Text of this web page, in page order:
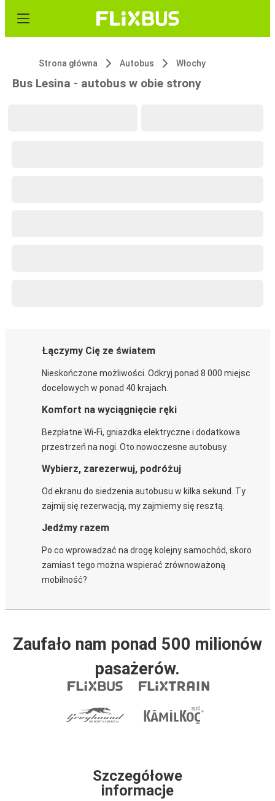
Strona główna Autobus Włochy
Bus Lesina - autobus w obie strony
Łączymy Cię ze światem
Nieskończone możliwości. Odkryj ponad 8 000 miejsc
docelowych w ponad 40 krajach.
Komfort na wyciągnięcie ręki
Bezpłatne Wi-Fi, gniazdka elektryczne i dodatkowa
przestrzeń na nogi. Oto nowoczesne autobusy.
Wybierz, zarezerwuj, podróżuj
Od ekranu do siedzenia autobusu w kilka sekund. Ty
zajmij się rezerwacją, my zajmiemy się resztą.
Jedźmy razem
Po co wprowadzać na drogę kolejny samochód, skoro
zamiast tego można wspierać zrównoważoną
mobilność?
Zaufało nam ponad 500 milionów
pasażerów.
Szczegółowe
informacje